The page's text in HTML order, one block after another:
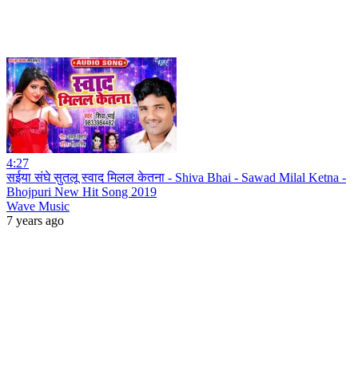
4:27
सईया संघे सुतलू स्वाद मिलल केतना - Shiva Bhai - Sawad Milal Ketna -
Bhojpuri New Hit Song 2019
Wave Music
7 years ago